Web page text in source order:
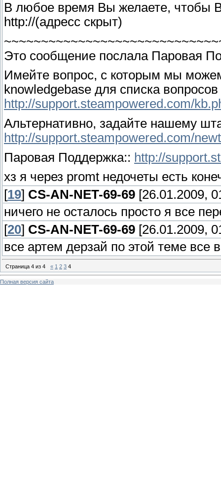
В любое время Вы желаете, чтобы
http://(адресс скрыт)
Это сообщение послала Паровая
Имейте вопрос, с которым мы
knowledgebase для списка вопросов
http://support.steampowered.com/
Альтернативно, задайте нашему
http://support.steampowered.com/
Паровая Поддержка:: http://
хз я через promt недочеты есть
[19] CS-AN-NET-69-69 [26.01.2009,
ничего не осталось просто я все
[20] CS-AN-NET-69-69 [26.01.2009,
все артем дерзай по этой теме
Страница 4 из 4 « 1 2 3 4
Полная версия сайта